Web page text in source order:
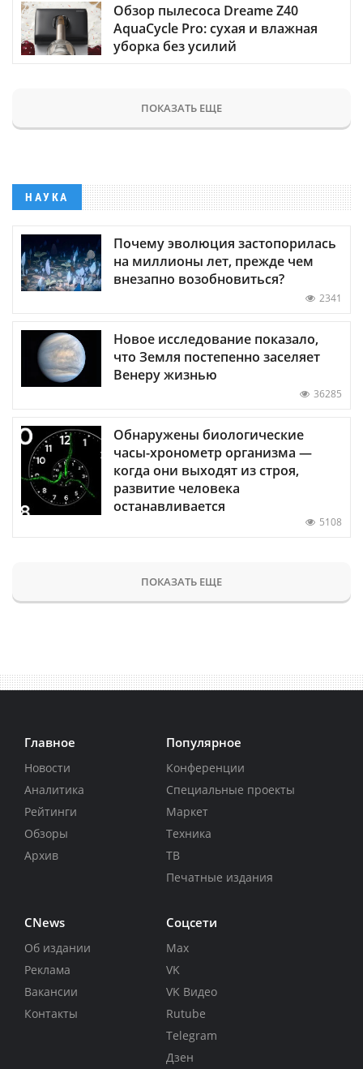
Обзор пылесоса Dreame Z40
AquaCycle Pro: сухая и влажная
уборка без усилий
ПОКАЗАТЬ ЕЩЕ
НАУКА
Почему эволюция застопорилась
на миллионы лет, прежде чем
внезапно возобновиться?
2341
Новое исследование показало,
что Земля постепенно заселяет
Венеру жизнью
36285
Обнаружены биологические
часы-хронометр организма —
когда они выходят из строя,
развитие человека
останавливается
5108
ПОКАЗАТЬ ЕЩЕ
Главное
Новости
Аналитика
Рейтинги
Обзоры
Архив
Популярное
Конференции
Специальные проекты
Маркет
Техника
ТВ
Печатные издания
CNews
Об издании
Реклама
Вакансии
Контакты
Соцсети
Max
VK
VK Видео
Rutube
Telegram
Дзен